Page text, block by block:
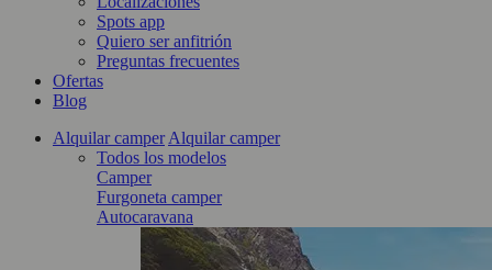
Spots app
Quiero ser anfitrión
Preguntas frecuentes
Ofertas
Blog
Alquilar camper Alquilar camper
Todos los modelos
Camper
Furgoneta camper
Autocaravana